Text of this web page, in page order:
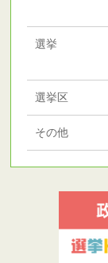
選挙
選挙区
その他